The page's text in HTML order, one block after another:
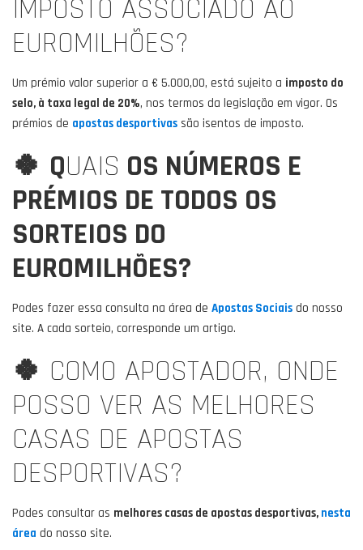
IMPOSTO ASSOCIADO AO
EUROMILHÕES?
Um prémio valor superior a € 5.000,00, está sujeito a imposto do
selo, à taxa legal de 20%, nos termos da legislação em vigor. Os
prémios de apostas desportivas são isentos de imposto.
🍀 QUAIS OS NÚMEROS E
PRÉMIOS DE TODOS OS
SORTEIOS DO
EUROMILHÕES?
Podes fazer essa consulta na área de Apostas Sociais do nosso
site. A cada sorteio, corresponde um artigo.
🍀 COMO APOSTADOR, ONDE
POSSO VER AS MELHORES
CASAS DE APOSTAS
DESPORTIVAS?
Podes consultar as melhores casas de apostas desportivas, nesta
área do nosso site.